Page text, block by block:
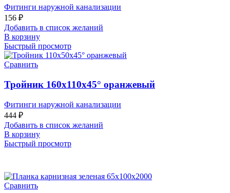
Фитинги наружной канализации
156 ₽
Добавить в список желаний
В корзину
Быстрый просмотр
Сравнить
Тройник 160х110х45° оранжевый
Фитинги наружной канализации
444 ₽
Добавить в список желаний
В корзину
Быстрый просмотр
Сравнить